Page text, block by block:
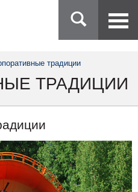
традиции
ТРАДИЦИИ